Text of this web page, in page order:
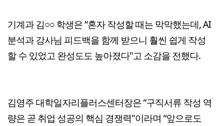
기계과 김○○ 학생은 “혼자 작성할 때는 막막했는데, AI
분석과 강사님 피드백을 함께 받으니 훨씬 쉽게 작성
할 수 있었고 완성도도 높아졌다"고 소감을 전했다.
김영주 대학일자리플러스센터장은 “구직서류 작성 역
량은 곧 취업 성공의 핵심 경쟁력"이라며 “앞으로도